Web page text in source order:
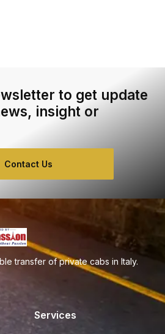
to get update
insight or
Contact Us
transfer of private cabs in Italy.
Services